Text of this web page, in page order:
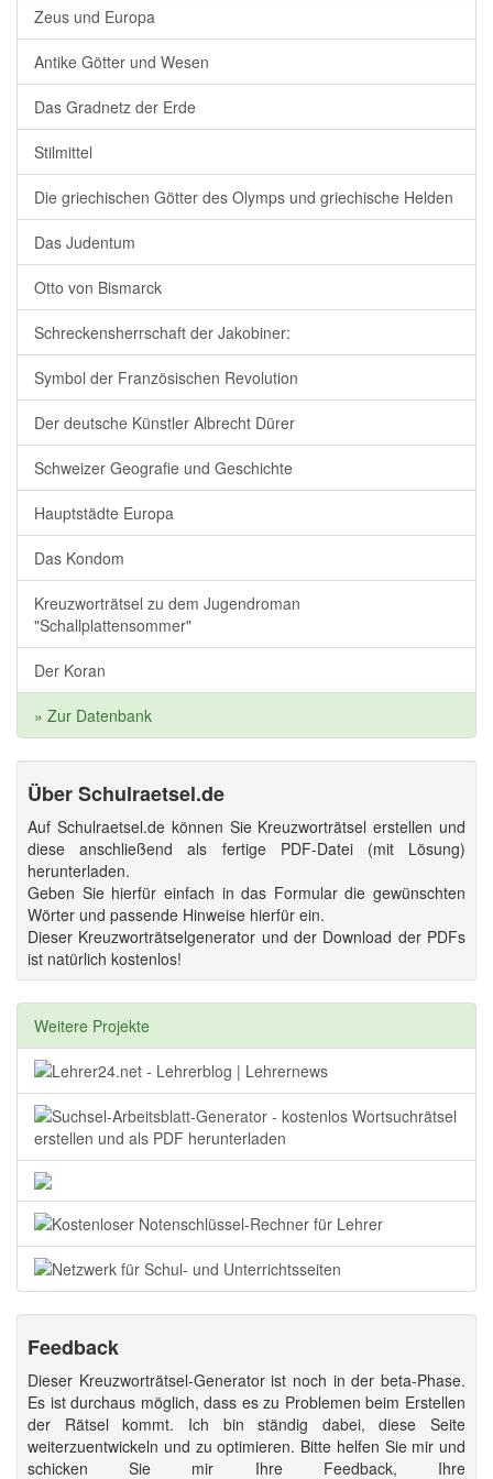
Zeus und Europa
Antike Götter und Wesen
Das Gradnetz der Erde
Stilmittel
Die griechischen Götter des Olymps und griechische Helden
Das Judentum
Otto von Bismarck
Schreckensherrschaft der Jakobiner:
Symbol der Französischen Revolution
Der deutsche Künstler Albrecht Dürer
Schweizer Geografie und Geschichte
Hauptstädte Europa
Das Kondom
Kreuzworträtsel zu dem Jugendroman
"Schallplattensommer"
Der Koran
» Zur Datenbank
Über Schulraetsel.de
Auf Schulraetsel.de können Sie Kreuzworträtsel erstellen und
diese anschließend als fertige PDF-Datei (mit Lösung)
herunterladen.
Geben Sie hierfür einfach in das Formular die gewünschten
Wörter und passende Hinweise hierfür ein.
Dieser Kreuzworträtselgenerator und der Download der PDFs
ist natürlich kostenlos!
Weitere Projekte
Feedback
Dieser Kreuzworträtsel-Generator ist noch in der beta-Phase.
Es ist durchaus möglich, dass es zu Problemen beim Erstellen
der Rätsel kommt. Ich bin ständig dabei, diese Seite
weiterzuentwickeln und zu optimieren. Bitte helfen Sie mir und
schicken Sie mir Ihre Feedback, Ihre